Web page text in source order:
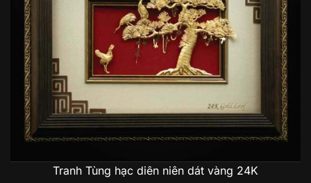
Tranh Tùng hạc diên niên dát vàng 24K